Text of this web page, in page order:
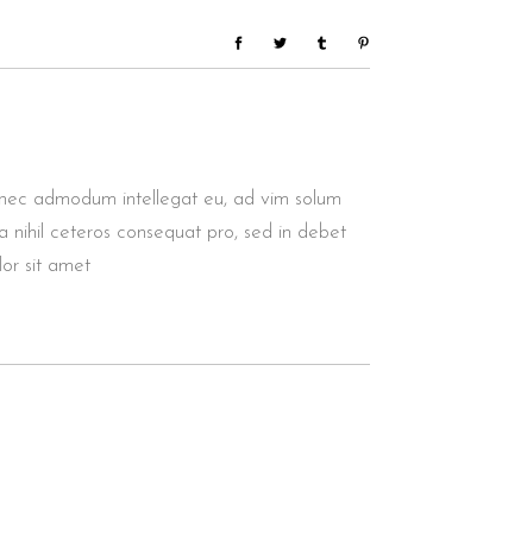
admodum intellegat eu, ad vim solum
nihil ceteros consequat pro, sed in debet
sit amet